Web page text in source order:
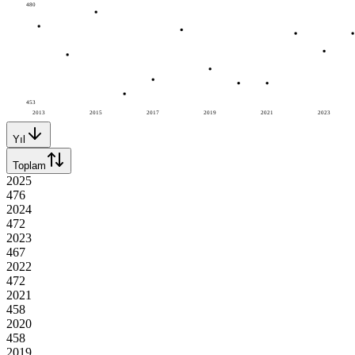
2013 2015 2017 2019 2021 2023
480
453
Yıl
Toplam
2025
476
2024
472
2023
467
2022
472
2021
458
2020
458
2019